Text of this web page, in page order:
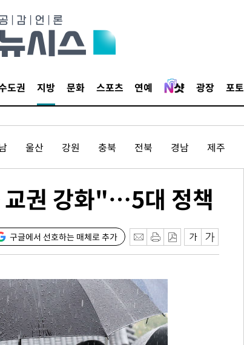
도권 지방 문화 스포츠 연예 광장 포토
울산 강원 충북 전북 경남 제주
권 강화"…5대 정책
구글에서 선호하는 매체로 추가